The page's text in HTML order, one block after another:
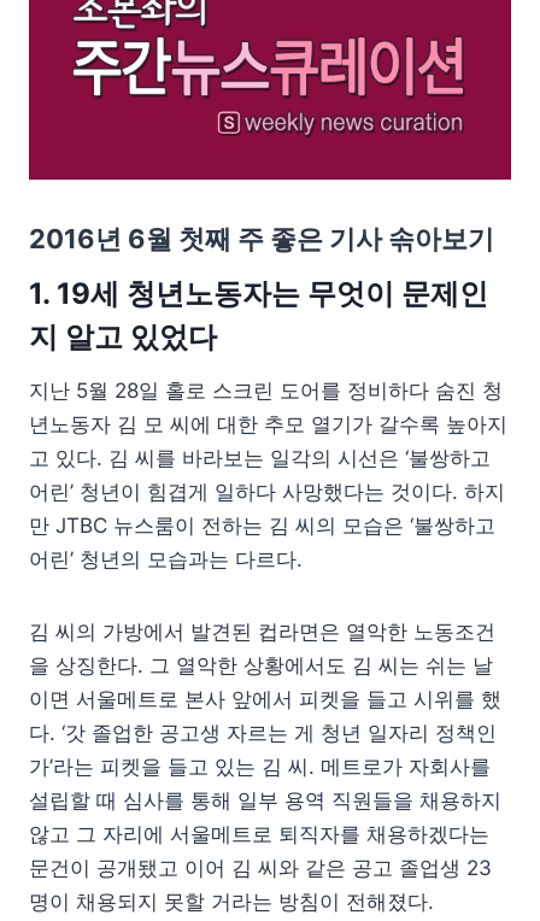
2016년 6월 첫째 주 좋은 기사 솎아보기
1. 19세 청년노동자는 무엇이 문제인
지 알고 있었다
지난 5월 28일 홀로 스크린 도어를 정비하다 숨진 청
년노동자 김 모 씨에 대한 추모 열기가 갈수록 높아지
고 있다. 김 씨를 바라보는 일각의 시선은 ‘불쌍하고
어린’ 청년이 힘겹게 일하다 사망했다는 것이다. 하지
만 JTBC 뉴스룸이 전하는 김 씨의 모습은 ‘불쌍하고
어린’ 청년의 모습과는 다르다.
김 씨의 가방에서 발견된 컵라면은 열악한 노동조건
을 상징한다. 그 열악한 상황에서도 김 씨는 쉬는 날
이면 서울메트로 본사 앞에서 피켓을 들고 시위를 했
다. ‘갓 졸업한 공고생 자르는 게 청년 일자리 정책인
가’라는 피켓을 들고 있는 김 씨. 메트로가 자회사를
설립할 때 심사를 통해 일부 용역 직원들을 채용하지
않고 그 자리에 서울메트로 퇴직자를 채용하겠다는
문건이 공개됐고 이어 김 씨와 같은 공고 졸업생 23
명이 채용되지 못할 거라는 방침이 전해졌다.